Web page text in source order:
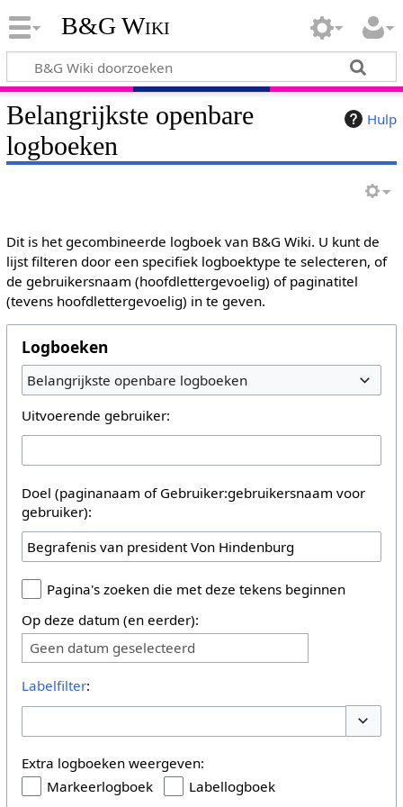
B&G Wiki
Hulp
Belangrijkste openbare
logboeken
Dit is het gecombineerde logboek van B&G Wiki. U kunt de
lijst filteren door een specifiek logboektype te selecteren, of
de gebruikersnaam (hoofdlettergevoelig) of paginatitel
(tevens hoofdlettergevoelig) in te geven.
Logboeken
Belangrijkste openbare logboeken
Uitvoerende gebruiker:
Doel (paginanaam of Gebruiker:gebruikersnaam voor
gebruiker):
Pagina's zoeken die met deze tekens beginnen
Op deze datum (en eerder):
Geen datum geselecteerd
Labelfilter:
Extra logboeken weergeven:
Markeerlogboek
Labellogboek